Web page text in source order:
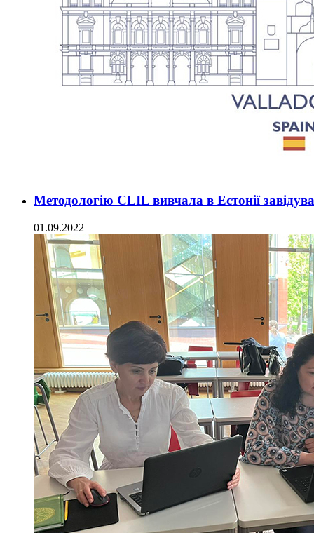
Методологію CLIL вивчала в Естонії
01.09.2022